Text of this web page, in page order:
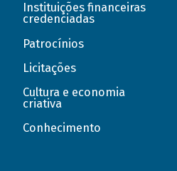
Instituições financeiras
credenciadas
Patrocínios
Licitações
Cultura e economia
criativa
Conhecimento